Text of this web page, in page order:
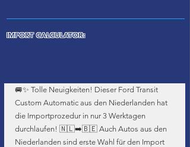
IMPORT CALCULATOR:
🚐✨ Tolle Neuigkeiten! Dieser Ford Transit
Custom Automatic aus den Niederlanden hat
die Importprozedur in nur 3 Werktagen
durchlaufen! 🇳🇱➡️🇧🇪 Auch Autos aus den
Niederlanden sind erste Wahl für den Import